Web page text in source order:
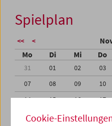
Spielplan
<< <
Mo Di Mi Do
31 01 02 03
07
08 09 10
14
15 16 17
21
22 23 24
Cookie-